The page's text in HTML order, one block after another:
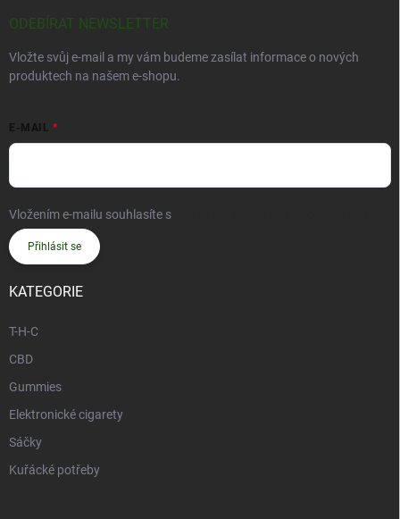
ODEBÍRAT NEWSLETTER
Vložte svůj e-mail a my vám budeme zasílat informace o nových
produktech na našem e-shopu.
E-MAIL
Vložením e-mailu souhlasíte s
Přihlásit se
KATEGORIE
T-H-C
CBD
Gummies
Elektronické cigarety
Sáčky
Kuřácké potřeby